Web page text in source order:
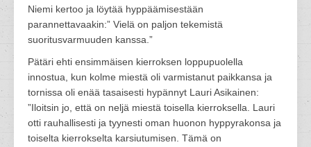
Niemi kertoo ja löytää hyppäämisestään
parannettavaakin:” Vielä on paljon tekemistä
suoritusvarmuuden kanssa.”
Pätäri ehti ensimmäisen kierroksen loppupuolella
innostua, kun kolme miestä oli varmistanut paikkansa ja
tornissa oli enää tasaisesti hypännyt Lauri Asikainen:
”Iloitsin jo, että on neljä miestä toisella kierroksella. Lauri
otti rauhallisesti ja tyynesti oman huonon hyppyrakonsa ja
toiselta kierrokselta karsiutumisen. Tämä on